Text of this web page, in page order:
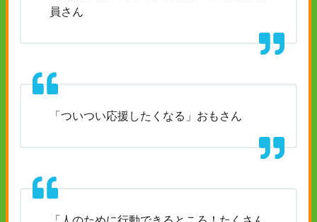
員さん
「ついつい応援したくなる」おもさん